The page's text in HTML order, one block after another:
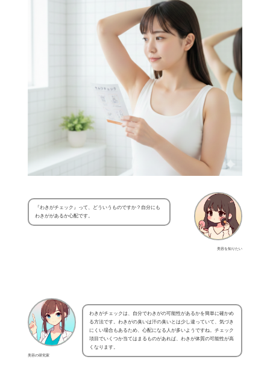
美容を知りたい
『わきがチェック』って、どういうものですか？自分にも
わきががあるか心配です。
美容の研究家
わきがチェックは、自分でわきがの可能性があるかを簡単に確かめ
る方法です。わきがの臭いは汗の臭いとは少し違っていて、気づき
にくい場合もあるため、心配になる人が多いようですね。チェック
項目でいくつか当てはまるものがあれば、わきが体質の可能性が高
くなります。